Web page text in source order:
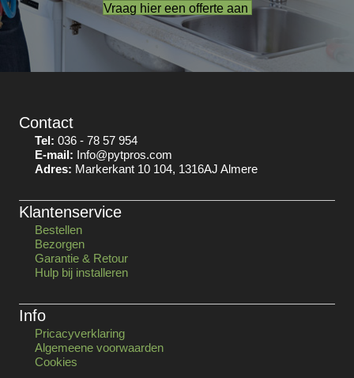
Vraag hier een offerte aan
Contact
Tel: 036 - 78 57 954
E-mail: Info@pytpros.com
Adres: Markerkant 10 104, 1316AJ Almere
Klantenservice
Bestellen
Bezorgen
Garantie & Retour
Hulp bij installeren
Info
Pricacyverklaring
Algemeene voorwaarden
Cookies